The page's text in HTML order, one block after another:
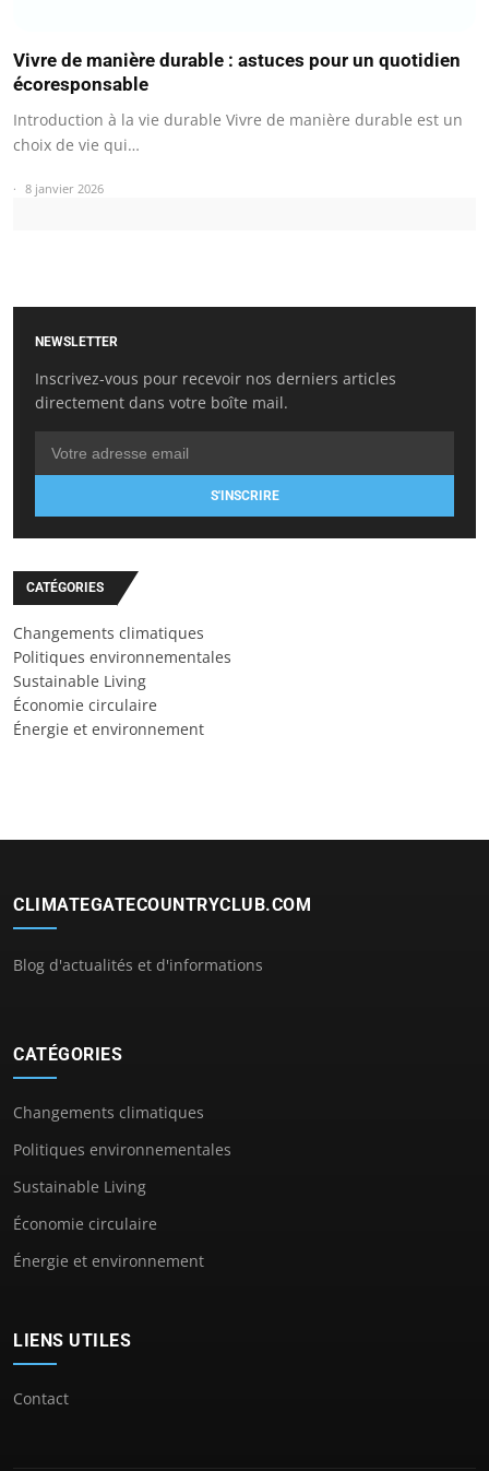
Vivre de manière durable : astuces pour un quotidien
écoresponsable
Introduction à la vie durable Vivre de manière durable est un
choix de vie qui…
8 janvier 2026
NEWSLETTER
Inscrivez-vous pour recevoir nos derniers articles
directement dans votre boîte mail.
S'INSCRIRE
CATÉGORIES
Changements climatiques
Politiques environnementales
Sustainable Living
Économie circulaire
Énergie et environnement
CLIMATEGATECOUNTRYCLUB.COM
Blog d'actualités et d'informations
CATÉGORIES
Changements climatiques
Politiques environnementales
Sustainable Living
Économie circulaire
Énergie et environnement
LIENS UTILES
Contact